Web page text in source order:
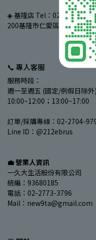
◈ 基隆店 Tel：02-2425-
200基隆市仁愛區愛四路78
📞 專人客服
服務時段：
週一至週五 (國定/例假日除外)
10:00~12:00；13:00~17:00
訂單/採購專線：02-2704-
Line ID：@212ebrus
💼 營業人資訊
一久大生活股份有限公司
統編：93680185
電話：02-2773-3796
Mail：new9ta@gmail.com